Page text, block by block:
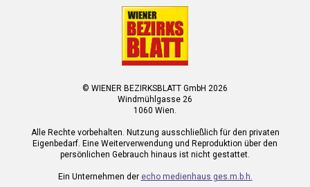
© WIENER BEZIRKSBLATT GmbH 2026
Windmühlgasse 26
1060 Wien.
Alle Rechte vorbehalten. Nutzung ausschließlich für den privaten
Eigenbedarf. Eine Weiterverwendung und Reproduktion über den
persönlichen Gebrauch hinaus ist nicht gestattet.
Ein Unternehmen der echo medienhaus ges.m.b.h.